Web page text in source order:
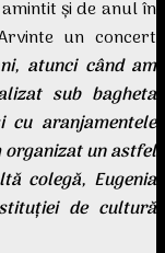
şi de anul în
un concert
atunci când am
sub bagheta
aranjamentele
organizat un astfel
colegă, Eugenia
de cultură